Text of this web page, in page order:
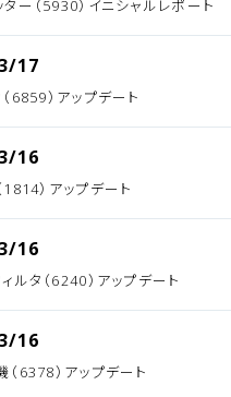
ー（5930）イニシャルレポート
17
6859）アップデート
16
）アップデート
16
ルタ（6240）アップデート
16
6378）アップデート